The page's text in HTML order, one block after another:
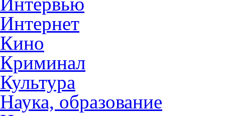
Интернет
Кино
Криминал
Культура
Наука, образование